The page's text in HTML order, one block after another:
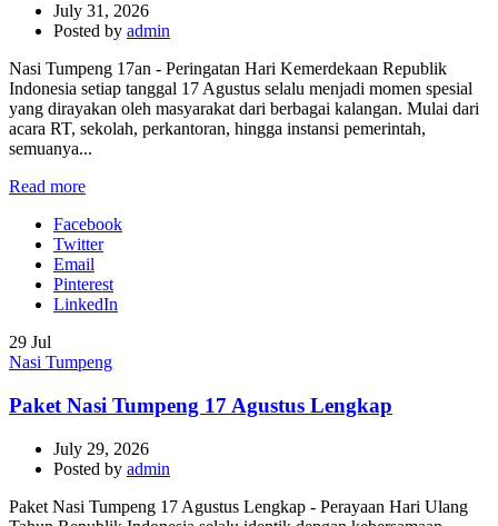
July 31, 2026
Posted by admin
Nasi Tumpeng 17an - Peringatan Hari Kemerdekaan Republik
Indonesia setiap tanggal 17 Agustus selalu menjadi momen spesial
yang dirayakan oleh masyarakat dari berbagai kalangan. Mulai dari
acara RT, sekolah, perkantoran, hingga instansi pemerintah,
semuanya...
Read more
Facebook
Twitter
Email
Pinterest
LinkedIn
29 Jul
Nasi Tumpeng
Paket Nasi Tumpeng 17 Agustus Lengkap
July 29, 2026
Posted by admin
Paket Nasi Tumpeng 17 Agustus Lengkap - Perayaan Hari Ulang